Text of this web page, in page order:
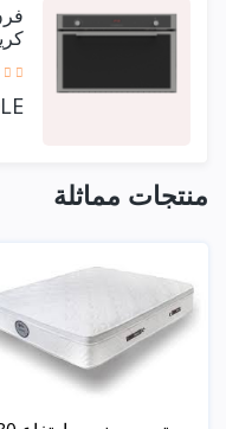
منتجات مماثلة